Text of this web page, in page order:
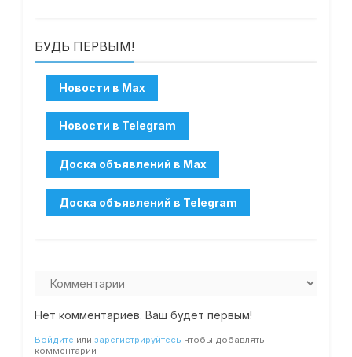
БУДЬ ПЕРВЫМ!
Нет комментариев. Ваш будет первым!
Войдите или зарегистрируйтесь чтобы добавлять
комментарии